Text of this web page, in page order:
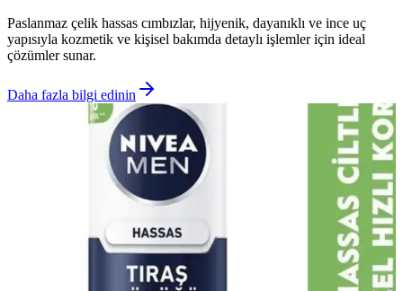
Paslanmaz çelik hassas cımbızlar, hijyenik, dayanıklı ve ince uç
yapısıyla kozmetik ve kişisel bakımda detaylı işlemler için ideal
çözümler sunar.
Daha fazla bilgi edinin